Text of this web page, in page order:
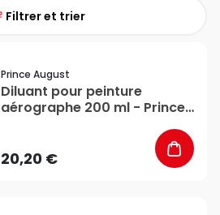
Filtrer et trier
Prince August
Diluant pour peinture
aérographe 200 ml - Prince
20,20 €